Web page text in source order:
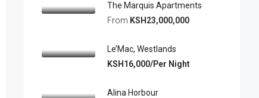
The Marquis Apartments
From KSH23,000,000
Le’Mac, Westlands
KSH16,000/Per Night
Alina Horbour